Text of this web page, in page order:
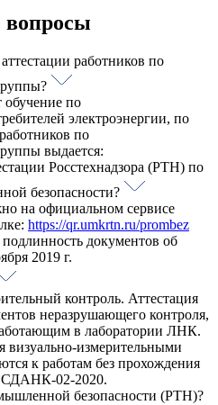
вопросы
работников по
по
электроэнергии, по
по
выдается:
Росстехнадзора (РТН) по
безопасности?
на официальном сервисе
https://qr.umkrtn.ru/prombez
документов об
2019 г.
контроль. Аттестация
неразрушающего контроля,
в лаборатории ЛНК.
измерительными
к работам без прохождения
СДАНК-02-2020.
безопасности (РТН)?